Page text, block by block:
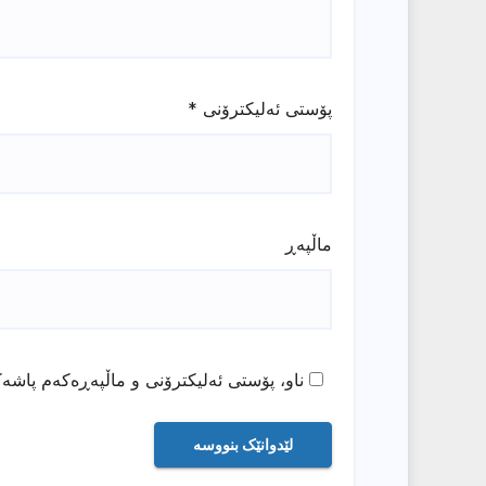
پۆستی ئەلیکترۆنی *
ماڵپه‌ڕ
ناو، پۆستی ئەلیکترۆنی و ماڵپەڕەکەم